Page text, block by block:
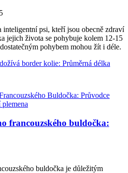
psi, kteří jsou obecně zdraví
jejich života se pohybuje kolem 12-15
pohybem mohou žít i déle.
border kolie: Průměrná délka
plemena
francouzského buldočka:
buldočka je důležitým